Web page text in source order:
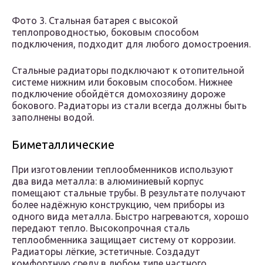
Фото 3. Стальная батарея с высокой
теплопроводностью, боковым способом
подключения, подходит для любого домостроения.
Стальные радиаторы подключают к отопительной
системе нижним или боковым способом. Нижнее
подключение обойдётся домохозяину дороже
бокового. Радиаторы из стали всегда должны быть
заполнены водой.
Биметаллические
При изготовлении теплообменников используют
два вида металла: в алюминиевый корпус
помещают стальные трубы. В результате получают
более надёжную конструкцию, чем приборы из
одного вида металла. Быстро нагреваются, хорошо
передают тепло. Высокопрочная сталь
теплообменника защищает систему от коррозии.
Радиаторы лёгкие, эстетичные. Создадут